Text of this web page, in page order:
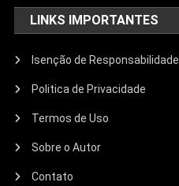
LINKS IMPORTANTES
Isenção de Responsabilidade
Politica de Privacidade
Termos de Uso
Sobre o Autor
Contato